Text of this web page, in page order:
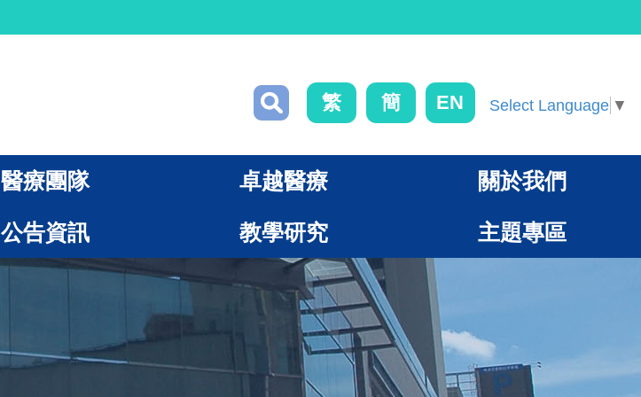
繁 簡 EN Select Language ▼
醫療團隊 卓越醫療 關於我們
公告資訊 教學研究 主題專區